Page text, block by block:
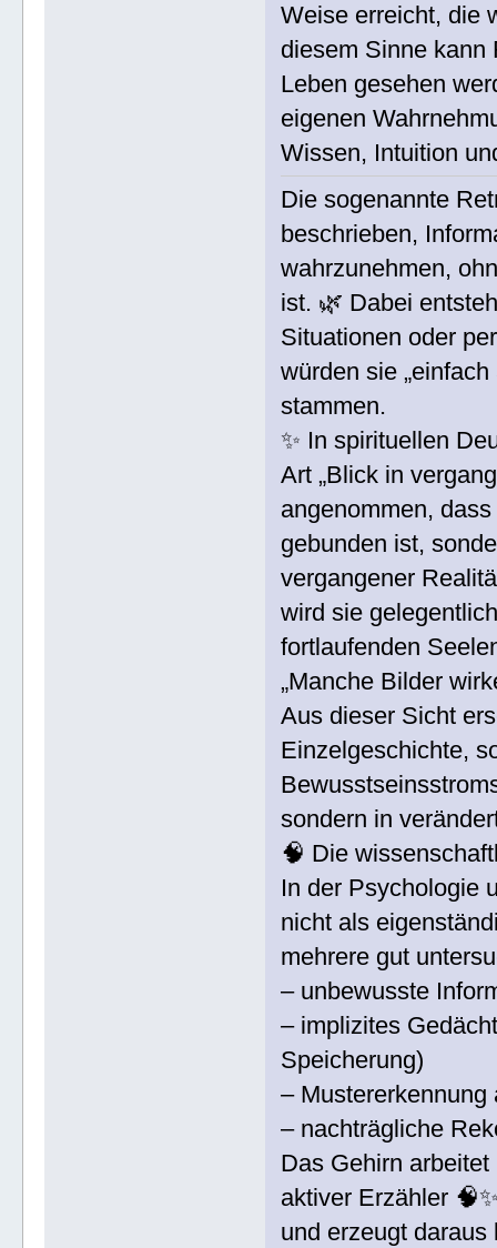
Weise erreicht, die
diesem Sinne kann
Leben gesehen
eigenen
Wissen, Intuition
Die sogenannte
beschrieben,
wahrzunehmen,
ist. 🌿 Dabei
Situationen oder
würden sie
stammen.
✨ In spirituellen
Art „Blick in
angenommen,
gebunden ist,
vergangener
wird sie
fortlaufenden
„Manche Bilder
Aus dieser Sicht
Einzelgeschichte,
sondern in
🧠 Die
In der Psychologie
nicht als
mehrere gut
– unbewusste
– implizites
Speicherung)
–
– nachträgliche
Das Gehirn
aktiver Erzähler
und erzeugt